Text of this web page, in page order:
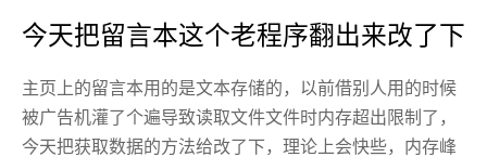
今天把留言本这个老程序翻出来改了下
主页上的留言本用的是文本存储的，以前借别人用的时候
被广告机灌了个遍导致读取文件文件时内存超出限制了，
今天把获取数据的方法给改了下，理论上会快些，内存峰